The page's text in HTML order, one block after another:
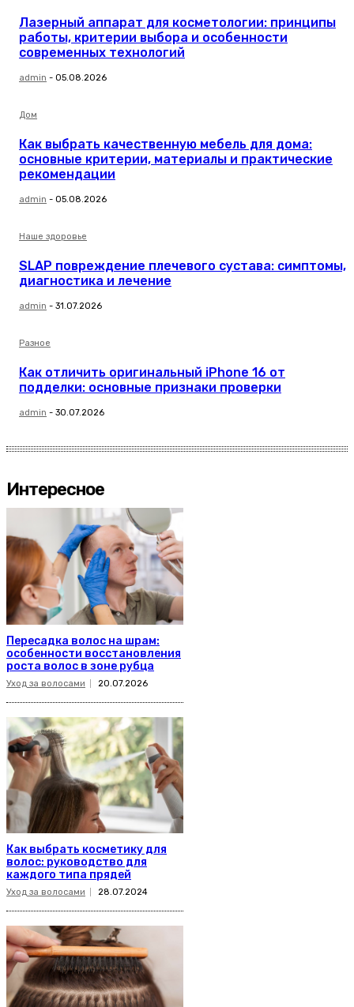
Лазерный аппарат для косметологии: принципы
работы, критерии выбора и особенности
современных технологий
admin - 05.08.2026
Дом
Как выбрать качественную мебель для дома:
основные критерии, материалы и практические
рекомендации
admin - 05.08.2026
Наше здоровье
SLAP повреждение плечевого сустава: симптомы,
диагностика и лечение
admin - 31.07.2026
Разное
Как отличить оригинальный iPhone 16 от
подделки: основные признаки проверки
admin - 30.07.2026
Интересное
Пересадка волос на шрам:
особенности восстановления
роста волос в зоне рубца
Уход за волосами 20.07.2026
Как выбрать косметику для
волос: руководство для
каждого типа прядей
Уход за волосами 28.07.2024